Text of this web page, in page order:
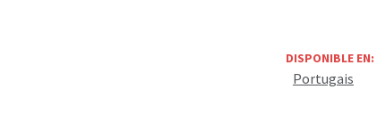
DISPONIBLE EN:
Portugais